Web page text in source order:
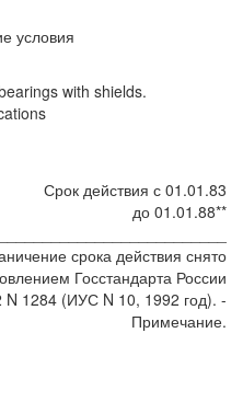
условия
with shields.
Срок действия с 01.01.83
до 01.01.88**
срока действия снято
Госстандарта России
N 1284 (ИУС N 10, 1992 год). -
Примечание.